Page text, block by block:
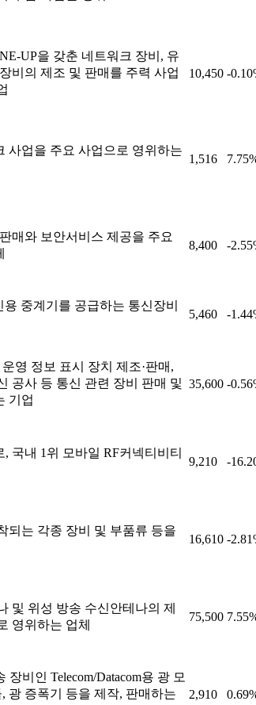
UP을 갖춘 네트워크 장비, 유
비의 제조 및 판매를 주력 사업
10,450 -
사업을 주요 사업으로 영위하는
1,516
매와 보안서비스 제공을 주요
8,400 -
중계기를 공급하는 통신장비
5,460 -
영 정보 표시 장치 제조·판매,
공사 등 통신 관련 장비 판매 및
기업
35,600 -
국내 1위 모바일 RF커넥티비티
9,210 -
되는 각종 장비 및 부품류 등을
16,610 -
및 위성 방송 수신안테나의 제
영위하는 업체
75,500
비인 Telecom/Datacom용 광 모
광 증폭기 등을 제작, 판매하는
2,910